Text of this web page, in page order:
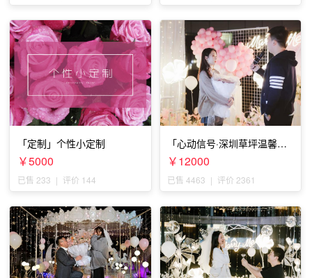
「定制」个性小定制
￥5000
已售 233 | 评价 144
「心动信号·深圳草坪温馨求
婚」
￥12000
已售 4463 | 评价 2361